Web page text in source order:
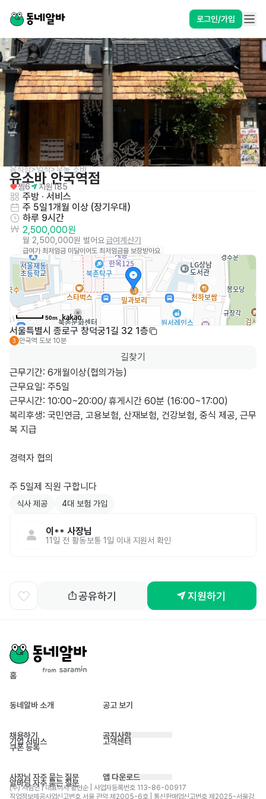
로그인/가입
음식점>일식>우동,소바
유소바 안국역점
찜6 지원185
주방 · 서비스
주 5일1개월 이상 (장기우대)
하루 9시간
2,500,000원
월 2,500,000원 벌어요급여계산기
급여가 최저임금 미달이어도 최저임금을 보장받아요
50m
서울특별시 종로구 창덕궁1길 32 1층
3 안국역 도보 10분
길찾기
근무기간: 6개월이상(협의가능)
근무요일: 주5일
근무시간: 10:00~20:00/ 휴게시간 60분 (16:00~17:00)
복리후생: 국민연금, 고용보험, 산재보험, 건강보험, 중식 제공, 근무
복 지급
경력자 협의
주 5일제 직원 구합니다
식사 제공 4대 보험 가입
이** 사장님
11일 전 활동 보통 1일 이내 지원서 확인
공유하기 지원하기
홈
동네알바 소개 공고 보기
채용하기
기업 서비스
쿠폰 등록
공지사항
고객센터
사장님 자주 묻는 질문
알바님 자주 묻는 질문
앱 다운로드
(주) 사람인 | 대표이사 황현순 | 사업자등록번호 113-86-00917
직업정보제공사업신고번호 서울 관악 제2005-6호 | 통신판매업신고번호 제2025-서울강